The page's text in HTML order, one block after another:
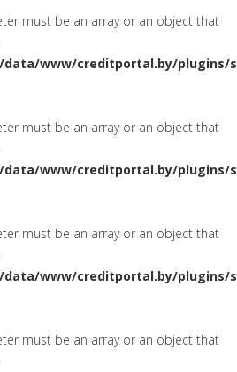
must be an array or an object that
www/creditportal.by/plugins/
must be an array or an object that
www/creditportal.by/plugins/
must be an array or an object that
www/creditportal.by/plugins/
must be an array or an object that